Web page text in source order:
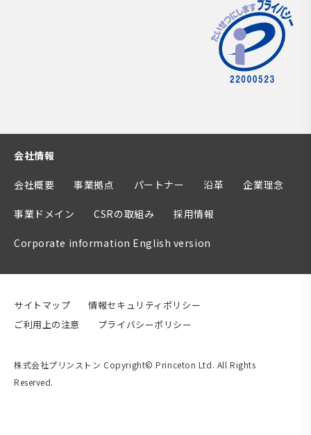
会社情報
会社概要 事業拠点 パートナー 沿革 企業理念
事業ドメイン CSRの取組み 採用情報
Corporate information English version
サイトマップ
情報セキュリティポリシー
ご利用上の注意
プライバシーポリシー
株式会社プリンストン Copyright© Princeton Ltd. All Rights
Reserved.